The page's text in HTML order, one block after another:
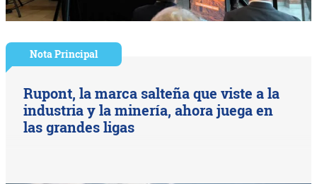
Nota Principal
Rupont, la marca salteña que viste a la
industria y la minería, ahora juega en
las grandes ligas